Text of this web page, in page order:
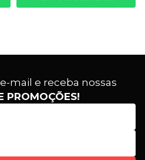
mail e receba nossas
PROMOÇÕES!